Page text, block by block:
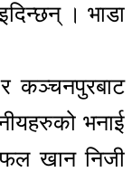
। भाडा
कञ्चनपुरबाट
भनाई
खान निजी